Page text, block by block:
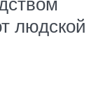
людской